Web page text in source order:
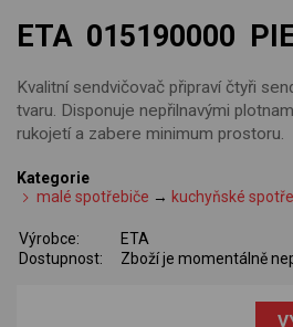
ETA 015190000
Kvalitní sendvičovač připraví čtyři
tvaru. Disponuje nepřilnavými
rukojetí a zabere minimum prostoru.
Kategorie
malé spotřebiče → kuchyňské
Výrobce:
ETA
Dostupnost:
Zboží je momentálně